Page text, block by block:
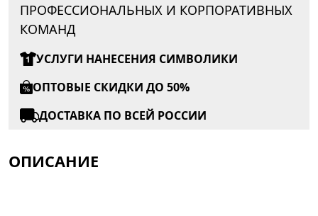
ПРОФЕССИОНАЛЬНЫХ И КОРПОРАТИВНЫХ
КОМАНД
УСЛУГИ НАНЕСЕНИЯ СИМВОЛИКИ
ОПТОВЫЕ СКИДКИ ДО 50%
ДОСТАВКА ПО ВСЕЙ РОССИИ
ОПИСАНИЕ